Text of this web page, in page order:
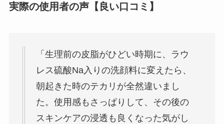
実際の使用者の声【良い口コミ】
「生理前の皮脂がひどい時期に、ラウ
レス硫酸Na入りの洗顔料に変えたら、
朝起きた時のテカリが全然違いまし
た。使用感もさっぱりして、その後の
スキンケアの浸透も良くなった気がし